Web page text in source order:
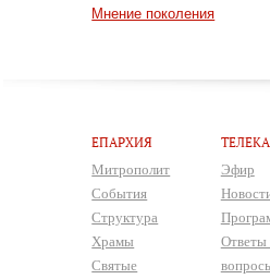
Мнение поколения
ЕПАРХИЯ
Митрополит
События
Структура
Храмы
Святые
Эфир
Ответы